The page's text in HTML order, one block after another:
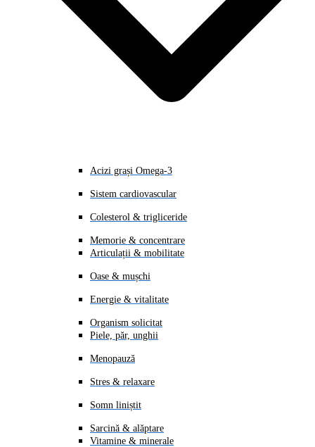
Acizi grași Omega-3
Sistem cardiovascular
Colesterol & trigliceride
Memorie & concentrare
Articulații & mobilitate
Oase & mușchi
Energie & vitalitate
Organism solicitat
Piele, păr, unghii
Menopauză
Stres & relaxare
Somn liniștit
Sarcină & alăptare
Vitamine & minerale